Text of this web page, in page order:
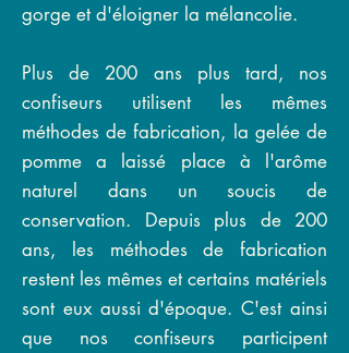
gorge et d'éloigner la mélancolie.
Plus de 200 ans plus tard, nos
confiseurs utilisent les mêmes
méthodes de fabrication, la gelée de
pomme a laissé place à l'arôme
naturel dans un soucis de
conservation. Depuis plus de 200
ans, les méthodes de fabrication
restent les mêmes et certains matériels
sont eux aussi d'époque. C'est ainsi
que nos confiseurs participent